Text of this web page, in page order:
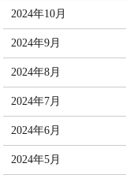
2024年10月
2024年9月
2024年8月
2024年7月
2024年6月
2024年5月